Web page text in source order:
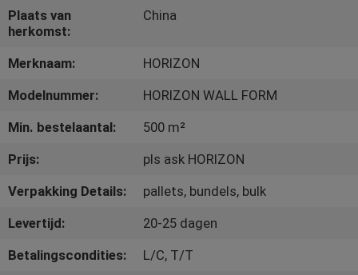
ONS
FABRIEKSREIS
KWALITEITSCONTROLE
CONTACTEER
ONS
VERZOEK
Plaats van
herkomst:
China
Merknaam:
HORIZON
Modelnummer:
HORIZON WALL FORM
Min. bestelaantal:
500 m²
Prijs:
pls ask HORIZON
Verpakking Details:
pallets, bundels, bulk
Levertijd:
20-25 dagen
Betalingscondities:
L/C, T/T